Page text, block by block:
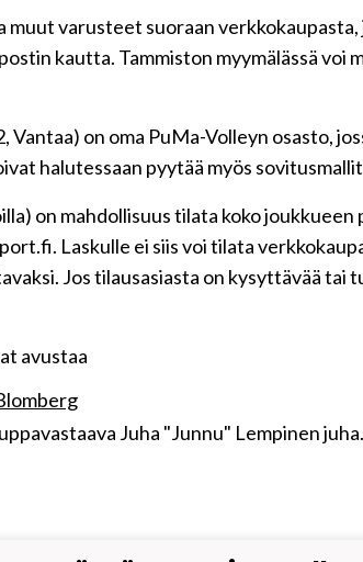
varusteet suoraan
kautta. Tammiston myymälässä voi
Vantaa) on oma PuMa-Volleyn osasto,
halutessaan pyytää myös
on mahdollisuus tilata koko
Laskulle ei siis voi tilata
Jos tilausasiasta on kysyttävää
avustaa
Juha "Junnu" Lempinen